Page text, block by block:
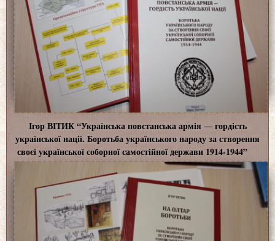
Ігор ВІТИК “Українська повстанська армія ― гордість
української нації. Боротьба українського народу за створення
своєї української соборної самостійної держави 1914-1944”